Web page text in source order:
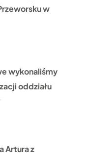
w
wykonaliśmy
oddziału
Artura z